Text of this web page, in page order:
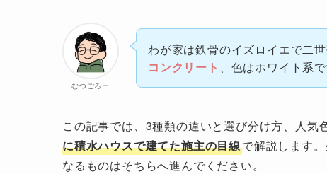
むつごろー
わが家は鉄骨のイズロイエで二
コンクリート 、色はホワイト系で
この記事では、3種類の違いと選び分け方、人気
に積水ハウスで建てた施主の目線で解説します
なるものはそちらへ進んでください。